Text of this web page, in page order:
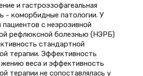
и гастроэзофагеальная
- коморбидные патологии. У
пациентов с неэрозивной
рефлюксной болезнью (НЭРБ)
стандартной
терапии. Эффективность
веса и эффективность
терапии не сопоставлялась у